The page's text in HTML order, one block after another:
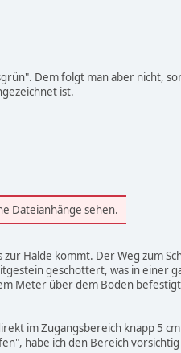
Dem folgt man aber nicht,
ist.
Dateianhänge sehen.
Halde kommt. Der Weg zum
geschottert, was in einer
Meter über dem Boden
im Zugangsbereich knapp 5
habe ich den Bereich